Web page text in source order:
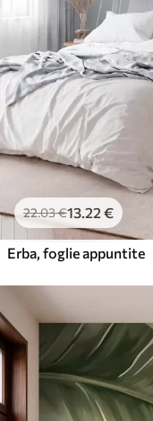
22.03€13.22 €
Erba, foglie appuntite